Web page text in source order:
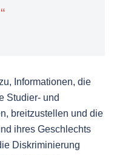
Informationen, die
Studier- und
breitzustellen und die
ihres Geschlechts
Diskriminierung